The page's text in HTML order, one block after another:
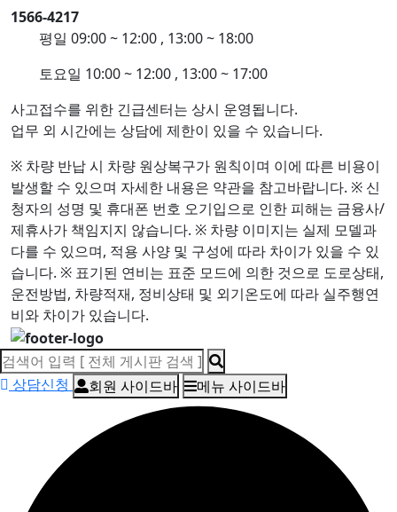
1566-4217
평일 09:00 ~ 12:00 , 13:00 ~ 18:00
토요일 10:00 ~ 12:00 , 13:00 ~ 17:00
사고접수를 위한 긴급센터는 상시 운영됩니다.
업무 외 시간에는 상담에 제한이 있을 수 있습니다.
※ 차량 반납 시 차량 원상복구가 원칙이며 이에 따른 비용이
발생할 수 있으며 자세한 내용은 약관을 참고바랍니다. ※ 신
청자의 성명 및 휴대폰 번호 오기입으로 인한 피해는 금융사/
제휴사가 책임지지 않습니다. ※ 차량 이미지는 실제 모델과
다를 수 있으며, 적용 사양 및 구성에 따라 차이가 있을 수 있
습니다. ※ 표기된 연비는 표준 모드에 의한 것으로 도로상태,
운전방법, 차량적재, 정비상태 및 외기온도에 따라 실주행연
비와 차이가 있습니다.
상담신청 회원 사이드바 메뉴 사이드바